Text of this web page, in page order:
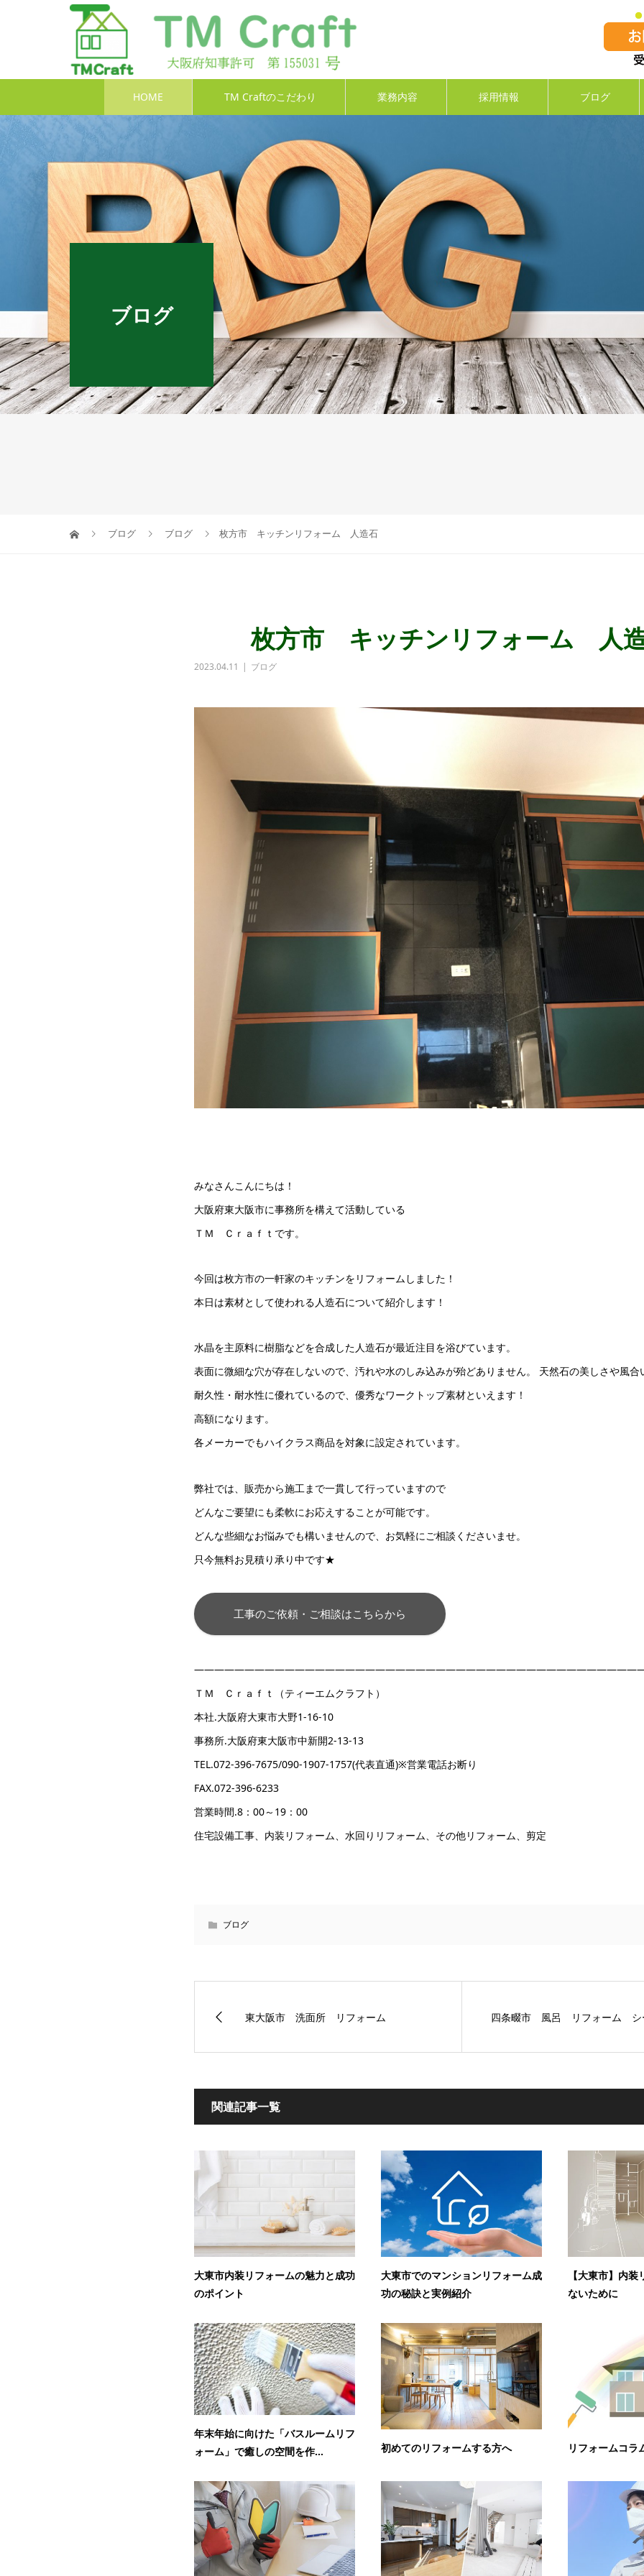
HOME TM Craftのこだわり 業務内容 採用情報 ブログ
ブログ
ブログ ブログ 枚方市 キッチンリフォーム 人造石
枚方市 キッチンリフォーム 人
2023.04.11 ブログ
みなさんこんにちは！
大阪府東大阪市に事務所を構えて活動している
ＴＭ Ｃｒａｆｔです。
今回は枚方市の一軒家のキッチンをリフォームしました！
本日は素材として使われる人造石について紹介します！
水晶を主原料に樹脂などを合成した人造石が最近注目を浴びています。
表面に微細な穴が存在しないので、汚れや水のしみ込みが殆どありません。 天然石の美しさや風合
耐久性・耐水性に優れているので、優秀なワークトップ素材といえます！
高額になります。
各メーカーでもハイクラス商品を対象に設定されています。
弊社では、販売から施工まで一貫して行っていますので
どんなご要望にも柔軟にお応えすることが可能です。
どんな些細なお悩みでも構いませんので、 お気軽にご相談くださいませ。
只今無料お見積り承り中です★
工事のご依頼・ご相談はこちらから
ＴＭ Ｃｒａｆｔ（ティーエムクラフト）
本社.大阪府大東市大野1-16-10
事務所.大阪府東大阪市中新開2-13-13
TEL.072-396-7675/090-1907-1757(代表直通)※営業電話お断り
FAX.072-396-6233
営業時間.8：00～19：00
住宅設備工事、内装リフォーム、水回りリフォーム、その他リフォーム、剪定
ブログ
東大阪市 洗面所 リフォーム 四条畷市 風呂 リフォーム シ
関連記事一覧
大東市内装リフォームの魅力と成功
のポイント
大東市でのマンションリフォーム成
功の秘訣と実例紹介
【大東市】内
ないために
年末年始に向けた「バスルームリフ
ォーム」で癒しの空間を作...
初めてのリフォームする方へ リフォームコ